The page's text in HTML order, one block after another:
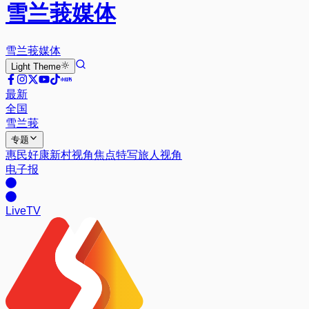
雪兰莪媒体
雪兰莪媒体
Light Theme
最新
全国
雪兰莪
专题
惠民好康新村视角焦点特写旅人视角
电子报
LiveTV